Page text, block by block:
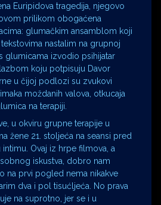
Euripidova tragedija, njegovo
prilikom obogaćena
glumačkim ansamblom koji
nastalim na grupnoj
glumicama izvodio psihijatar
koju potpisuju Davor
u čijoj podlozi su zvukovi
moždanih valova, otkucaja
na terapiji.
u okviru grupne terapije u
žene 21. stoljeća na seansi pred
Ovaj iz hrpe filmova, a
iskustva, dobro nam
na prvi pogled nema nikakve
dva i pol tisućljeća. No prava
na suprotno, jer se i u